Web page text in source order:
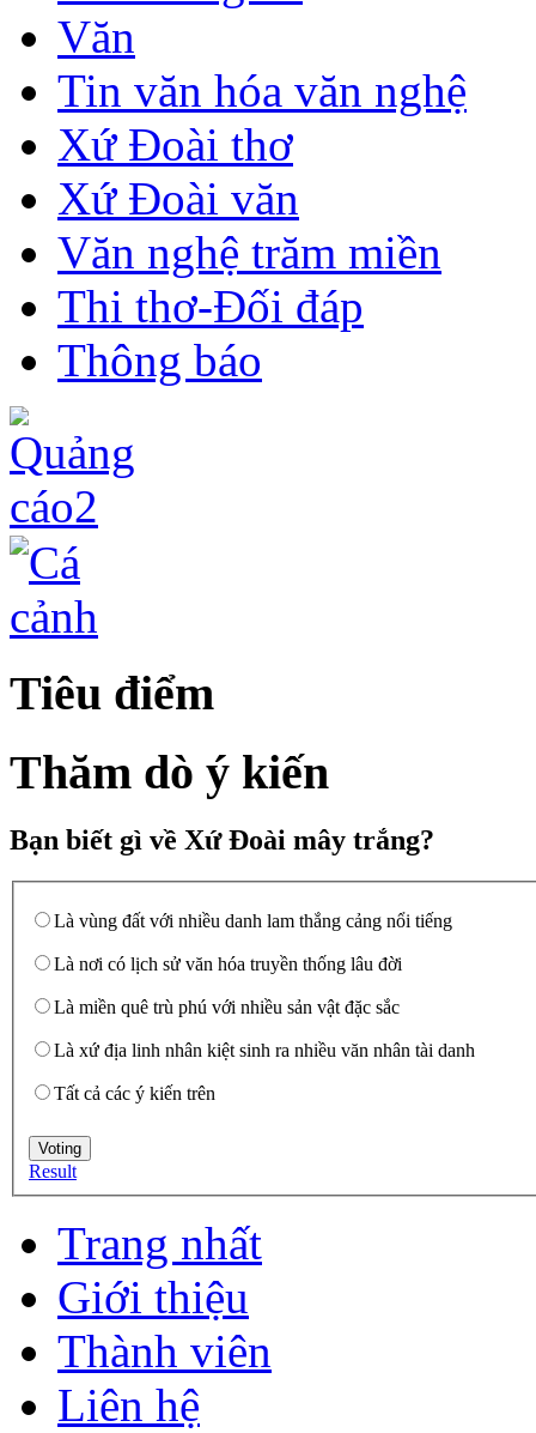
Văn
Tin văn hóa văn nghệ
Xứ Đoài thơ
Xứ Đoài văn
Văn nghệ trăm miền
Thi thơ-Đối đáp
Thông báo
Tiêu điểm
Thăm dò ý kiến
Bạn biết gì về Xứ Đoài mây trắng?
Là vùng đất với nhiều danh lam thắng cảng nổi tiếng
Là nơi có lịch sử văn hóa truyền thống lâu đời
Là miền quê trù phú với nhiều sản vật đặc sắc
Là xứ địa linh nhân kiệt sinh ra nhiều văn nhân tài danh
Tất cả các ý kiến trên
Result
Trang nhất
Giới thiệu
Thành viên
Liên hệ